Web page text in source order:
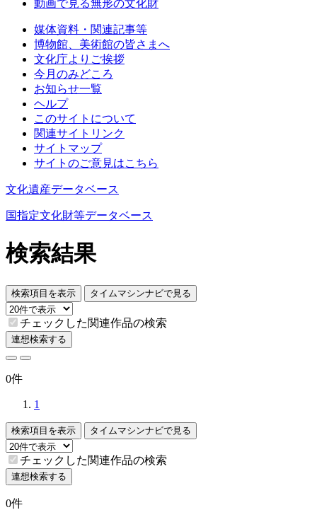
動画で見る無形の文化財
媒体資料・関連記事等
博物館、美術館の皆さまへ
文化庁よりご挨拶
今月のみどころ
お知らせ一覧
ヘルプ
このサイトについて
関連サイトリンク
サイトマップ
サイトのご意見はこちら
文化遺産データベース
国指定文化財等データベース
検索結果
検索項目を表示 タイムマシンナビで見る
チェックした関連作品の検索
連想検索する
0件
1
検索項目を表示 タイムマシンナビで見る
チェックした関連作品の検索
連想検索する
0件